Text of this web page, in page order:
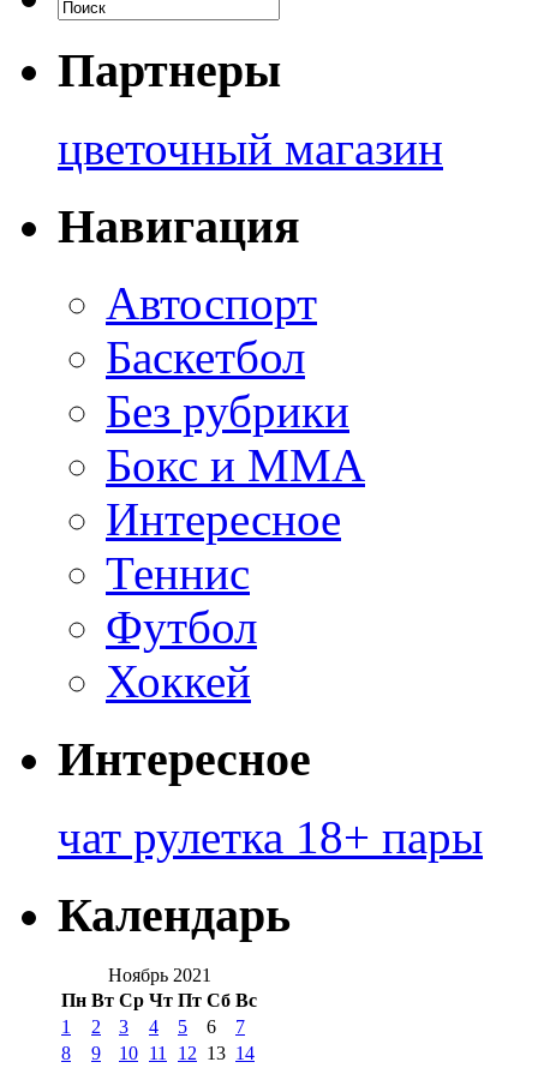
Партнеры
цветочный магазин
Навигация
Автоспорт
Баскетбол
Без рубрики
Бокс и ММА
Интересное
Теннис
Футбол
Хоккей
Интересное
чат рулетка 18+ пары
Календарь
Ноябрь 2021
Пн Вт Ср Чт Пт Сб Вс
1 2 3 4 5 6
7
8
9 10 11 12 13 14